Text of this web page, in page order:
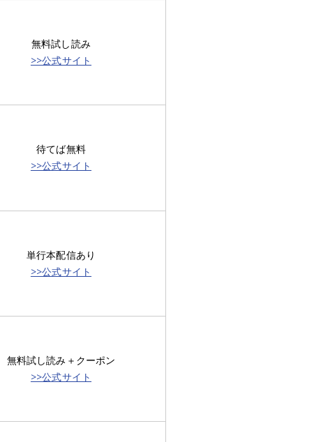
無料試し読み
>>公式サイト
待てば無料
>>公式サイト
単行本配信あり
>>公式サイト
無料試し読み＋クーポン
>>公式サイト